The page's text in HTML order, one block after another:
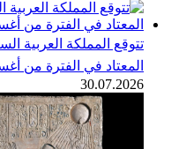
تتوقع المملكة العربية
المعتاد في الفترة من
30.07.2026